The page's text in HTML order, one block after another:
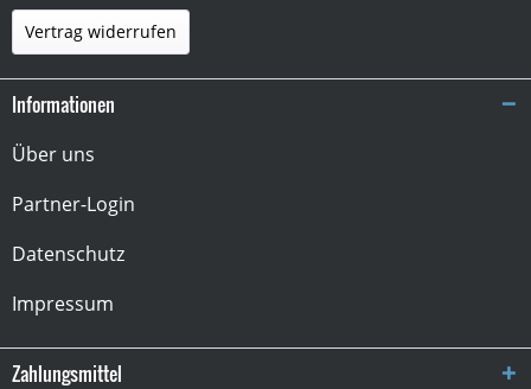
Vertrag widerrufen
Informationen
Über uns
Partner-Login
Datenschutz
Impressum
Zahlungsmittel